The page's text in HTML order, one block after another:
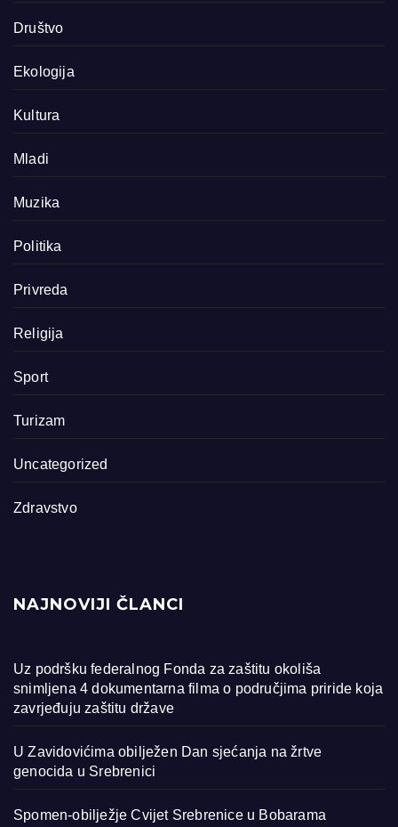
Društvo
Ekologija
Kultura
Mladi
Muzika
Politika
Privreda
Religija
Sport
Turizam
Uncategorized
Zdravstvo
NAJNOVIJI ČLANCI
Uz podršku federalnog Fonda za zaštitu okoliša
snimljena 4 dokumentarna filma o područjima priride koja
zavrjeđuju zaštitu države
U Zavidovićima obilježen Dan sjećanja na žrtve
genocida u Srebrenici
Spomen-obilježje Cvijet Srebrenice u Bobarama